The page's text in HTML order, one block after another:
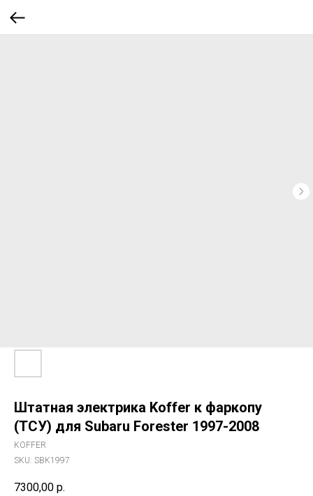
Штатная электрика Koffer к фаркопу
(ТСУ) для Subaru Forester 1997-2008
KOFFER
SKU: SBK1997
7300,00 р.